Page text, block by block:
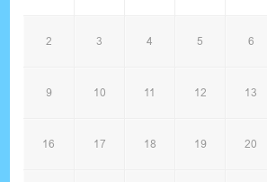
2 3 4 5 6
9 10 11 12 13
16 17 18 19 20